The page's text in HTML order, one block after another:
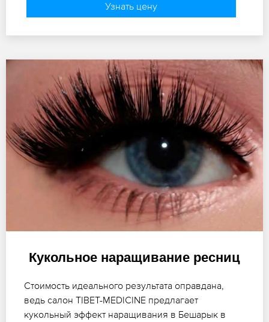
Узнать цену
Кукольное наращивание ресниц
Стоимость идеального результата оправдана,
ведь салон TIBET-MEDICINE предлагает
кукольный эффект наращивания в Бешарык в